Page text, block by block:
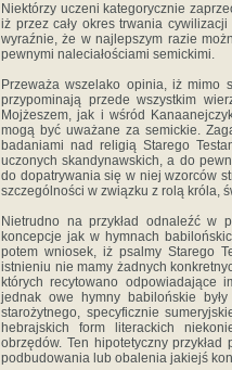
Niektórzy uczeni kategorycznie
iż przez cały okres trwania
wyraźnie, że w najlepszym razie
pewnymi naleciałościami semickimi.
Przeważa wszelako opinia, iż mimo
przypominają przede wszystkim
Mojżeszem, jak i wśród
mogą być uważane za semickie.
badaniami nad religią Starego
uczonych skandynawskich, a do
do dopatrywania się w niej wzorców
szczególności w związku z rolą króla,
Nietrudno na przykład odnaleźć w
koncepcje jak w hymnach
potem wniosek, iż psalmy Starego
istnieniu nie mamy żadnych
których recytowano odpowiadające
jednak owe hymny babilońskie
starożytnego, specyficznie
hebrajskich form literackich
obrzędów. Ten hipotetyczny
podbudowania lub obalenia jakiejś